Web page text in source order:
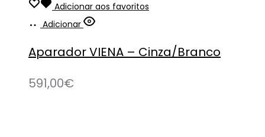
Adicionar aos favoritos
Adicionar
Aparador VIENA – Cinza/Branco
591,00€